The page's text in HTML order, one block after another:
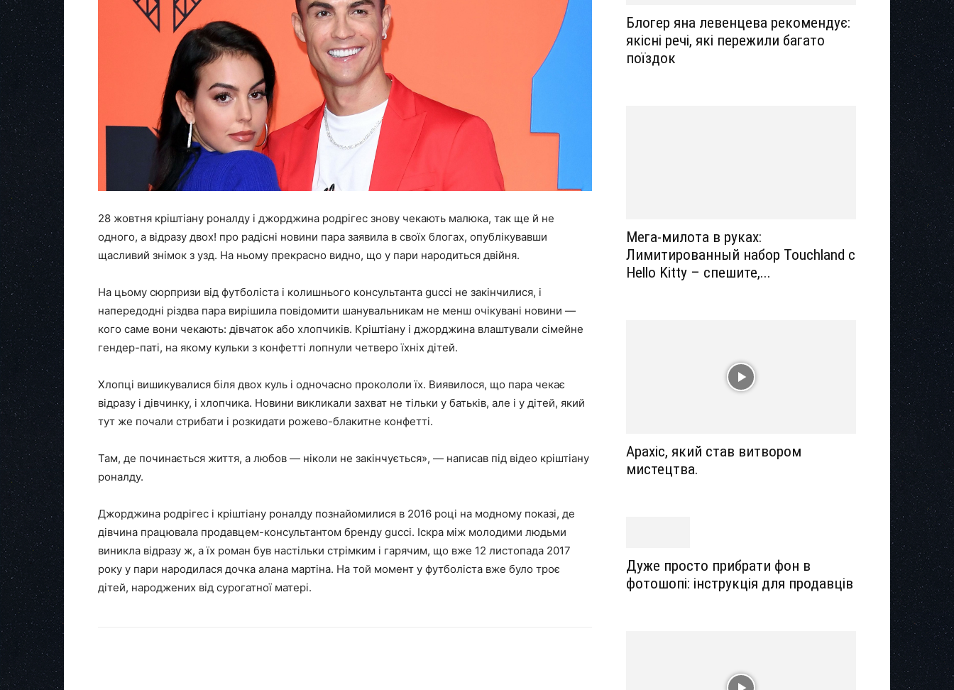
28 жовтня кріштіану роналду і джорджина родрігес знову чекають малюка, так ще й не
одного, а відразу двох! про радісні новини пара заявила в своїх блогах, опублікувавши
щасливий знімок з узд. На ньому прекрасно видно, що у пари народиться двійня.
На цьому сюрпризи від футболіста і колишнього консультанта gucci не закінчилися, і
напередодні різдва пара вирішила повідомити шанувальникам не менш очікувані новини —
кого саме вони чекають: дівчаток або хлопчиків. Кріштіану і джорджина влаштували сімейне
гендер-паті, на якому кульки з конфетті лопнули четверо їхніх дітей.
Хлопці вишикувалися біля двох куль і одночасно прокололи їх. Виявилося, що пара чекає
відразу і дівчинку, і хлопчика. Новини викликали захват не тільки у батьків, але і у дітей, який
тут же почали стрибати і розкидати рожево-блакитне конфетті.
Там, де починається життя, а любов — ніколи не закінчується», — написав під відео кріштіану
роналду.
Джорджина родрігес і кріштіану роналду познайомилися в 2016 році на модному показі, де
дівчина працювала продавцем-консультантом бренду gucci. Іскра між молодими людьми
виникла відразу ж, а їх роман був настільки стрімким і гарячим, що вже 12 листопада 2017
року у пари народилася дочка алана мартіна. На той момент у футболіста вже було троє
дітей, народжених від сурогатної матері.
Блогер яна левенцева рекомендує:
якісні речі, які пережили багато
поїздок
Мега-милота в руках:
Лимитированный набор Touchland с
Hello Kitty – спешите,...
Арахіс, який став витвором
мистецтва.
Дуже просто прибрати фон в
фотошопі: інструкція для продавців